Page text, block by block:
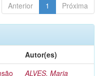
Anterior 1 Próxima
Autor(es)
ALVES, Maria